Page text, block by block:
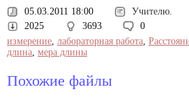
05.03.2011 18:00 Учителю.
2025
3693
0
измерение, лабораторная работа,
длина, мера длины
Похожие файлы